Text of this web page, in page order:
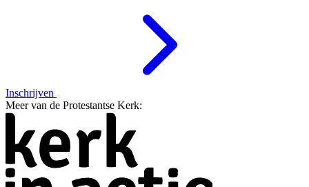
Inschrijven
Meer van de Protestantse Kerk: